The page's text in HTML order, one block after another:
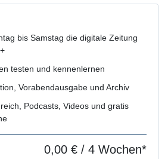
und
bis Samstag die digitale Zeitung
testen und kennenlernen
Vorabendausgabe und Archiv
Podcasts, Videos und gratis
0,00 € / 4 Wochen*